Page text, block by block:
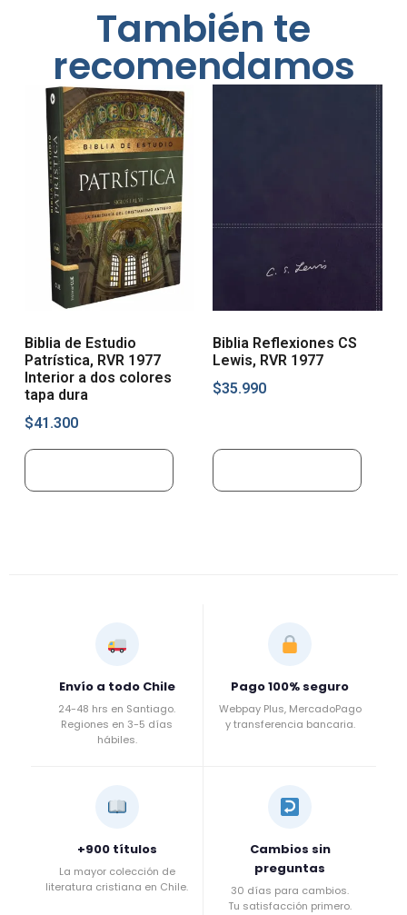
También te
recomendamos
Biblia de Estudio
Patrística, RVR 1977
Interior a dos colores
tapa dura
$41.300
Biblia Reflexiones CS
Lewis, RVR 1977
$35.990
Envío a todo Chile
24-48 hrs en Santiago.
Regiones en 3-5 días
hábiles.
Pago 100% seguro
Webpay Plus, MercadoPago
y transferencia bancaria.
+900 títulos
La mayor colección de
literatura cristiana en Chile.
Cambios sin
preguntas
30 días para cambios.
Tu satisfacción primero.